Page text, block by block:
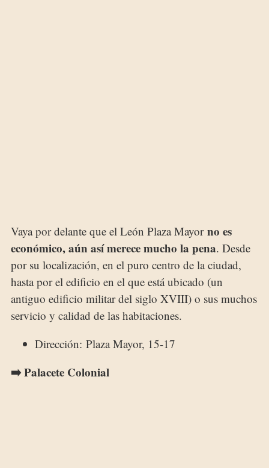
Vaya por delante que el León Plaza Mayor no es
económico, aún así merece mucho la pena. Desde
por su localización, en el puro centro de la ciudad,
hasta por el edificio en el que está ubicado (un
antiguo edificio militar del siglo XVIII) o sus muchos
servicio y calidad de las habitaciones.
Dirección: Plaza Mayor, 15-17
➡️ Palacete Colonial